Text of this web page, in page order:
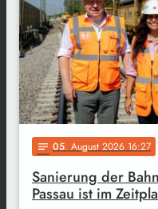
notes 05. August 2026 16:27
Sanierung der
Passau ist im